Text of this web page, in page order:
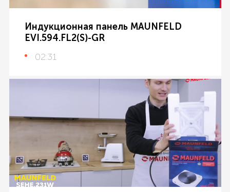
Индукционная панель MAUNFELD
EVI.594.FL2(S)-GR
02:31